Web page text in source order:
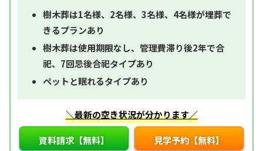
樹木葬は1名様、2名様、3名様、4名様が埋葬で
きるプランあり
樹木葬は使用期限なし、管理費滞り後2年で合
祀、7回忌後合祀タイプあり
ペットと眠れるタイプあり
＼最新の空き状況が分かります／
資料請求【無料】 見学予約【無料】